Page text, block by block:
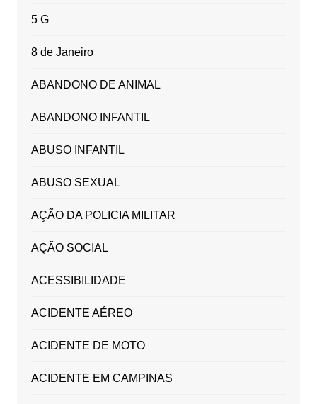
5 G
8 de Janeiro
ABANDONO DE ANIMAL
ABANDONO INFANTIL
ABUSO INFANTIL
ABUSO SEXUAL
AÇÃO DA POLICIA MILITAR
AÇÃO SOCIAL
ACESSIBILIDADE
ACIDENTE AÉREO
ACIDENTE DE MOTO
ACIDENTE EM CAMPINAS